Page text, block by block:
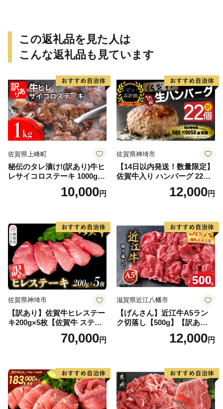
この返礼品を見た人は
こんな返礼品も見ています
佐賀県上峰町
秘伝のタレ漬け!(訳あり)牛ヒ
レサイコロステーキ 1000g
10,000円
佐賀県神埼市
【14日以内発送！数量限定】
佐賀牛入り ハンバーグ 22個
2.6kg(120g×22個)【佐賀牛
黒毛和牛 ブランド牛 九州 ハ
気】(H083106)
12,000円
佐賀県神埼市
【訳あり】佐賀牛ヒレステー
キ200g×5枚【佐賀牛 ステー
キ ブランド肉 ヒレ肉 フィレ
肉 ジューシー ヘルシー】(H0
70,000円
滋賀県近江八幡市
【げんさん】近江牛A5ラン
ク切落し【500g】【訳あり】
12,000円